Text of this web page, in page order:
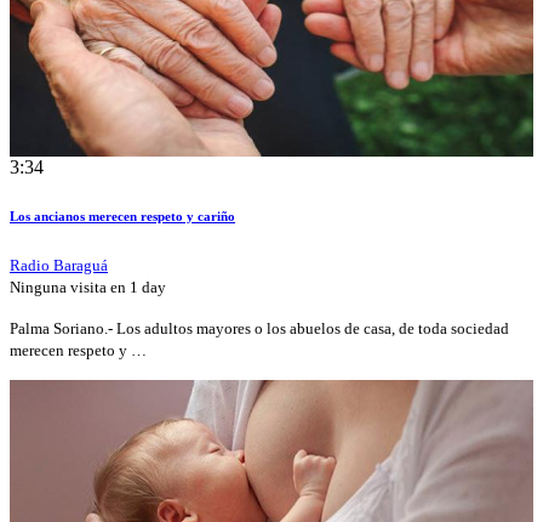
3:34
Los ancianos merecen respeto y cariño
Radio Baraguá
Ninguna visita en 1 day
Palma Soriano.- Los adultos mayores o los abuelos de casa, de toda sociedad
merecen respeto y …